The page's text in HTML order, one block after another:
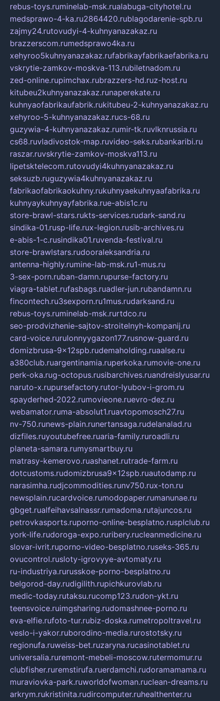
rebus-toys.ruminelab-msk.rualabuga-cityhotel.ru
medsprawo-4-ka.ru2864420.rublagodarenie-spb.ru
zajmy24.rutovudyi-4-kuhnyanazakaz.ru
brazzerscom.rumedsprawo4ka.ru
xehyroo5kuhnyanazakaz.rufabrikayfabrikaefabrika.ru
vskrytie-zamkov-moskva-113.rubiletnadom.ru
zed-online.rupimchax.rubrazzers-hd.ruz-host.ru
kitubeu2kuhnyanazakaz.runaperekate.ru
kuhnyaofabrikaufabrik.rukitubeu-2-kuhnyanazakaz.ru
xehyroo-5-kuhnyanazakaz.rucs-68.ru
guzywia-4-kuhnyanazakaz.rumir-tk.ruvlknrussia.ru
cs68.ruvladivostok-map.ruvideo-seks.rubankaribi.ru
raszar.ruvskrytie-zamkov-moskva113.ru
lipetsktelecom.rutovudyi4kuhnyanazakaz.ru
seksuzb.ruguzywia4kuhnyanazakaz.ru
fabrikaofabrikaokuhny.rukuhnyaekuhnyaafabrika.ru
kuhnyaykuhnyayfabrika.rue-abis1c.ru
store-brawl-stars.rukts-services.rudark-sand.ru
sindika-01.rusp-life.rux-legion.rusib-archives.ru
e-abis-1-c.rusindika01.ruvenda-festival.ru
store-brawlstars.rudooraleksandria.ru
antenna-highly.rumine-lab-msk.ru1-mus.ru
3-sex-porn.ruban-damn.rupurse-factory.ru
viagra-tablet.rufasbags.ruadler-jun.rubandamn.ru
fincontech.ru3sexporn.ru1mus.rudarksand.ru
rebus-toys.ruminelab-msk.rurtdco.ru
seo-prodvizhenie-sajtov-stroitelnyh-kompanij.ru
card-voice.rurulonnyygazon177.rusnow-guard.ru
domizbrusa-9x12spb.rudemaholding.ruaalse.ru
a380club.ruargentinamia.ruperkoka.rumovie-one.ru
perk-oka.rug-octopus.rusibarchives.ruandreislyusar.ru
naruto-x.rupursefactory.rutor-lyubov-i-grom.ru
spayderhed-2022.rumovieone.ruevro-dez.ru
webamator.ruma-absolut1.ruavtopomosch27.ru
nv-750.runews-plain.runertansaga.rudelanalad.ru
dizfiles.ruyoutubefree.ruaria-family.ruroadli.ru
planeta-samara.rumysmartbuy.ru
matrasy-kemerovo.ruashanet.rutrade-farm.ru
dotcustoms.rudomizbrusa9x12spb.ruautodamp.ru
narasimha.rudjcommodities.runv750.rux-ton.ru
newsplain.rucardvoice.rumodopaper.rumanunae.ru
gbget.rualfeihavsalnassr.rumadoma.rutajuncos.ru
petrovkasports.ruporno-online-besplatno.rusplclub.ru
york-life.rudoroga-expo.ruribery.rucleanmedicine.ru
slovar-ivrit.ruporno-video-besplatno.ruseks-365.ru
ovucontrol.rusloty-igrovyye-avtomaty.ru
ru-industriya.rurusskoe-porno-besplatno.ru
belgorod-day.rudigilith.rupichkurovlab.ru
medic-today.rutaksu.rucomp123.rudon-ykt.ru
teensvoice.ruimgsharing.rudomashnee-porno.ru
eva-elfie.rufoto-tur.rubiz-doska.rumetropoltravel.ru
veslo-i-yakor.ruborodino-media.rurostotsky.ru
regionufa.ruweiss-bet.ruzaryna.rucasinotablet.ru
universalia.ruremont-mebeli-moscow.rutermomur.ru
clubfisher.ruremstirufa.ruerdamchi.rudoramamama.ru
muraviovka-park.ruworldofwoman.ruclean-dreams.ru
arkrym.rukristinita.rudircomputer.ruhealthenter.ru